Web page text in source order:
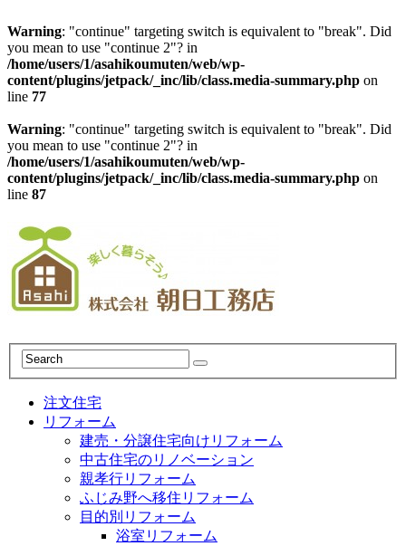
Warning: "continue" targeting switch is equivalent to "break". Did
you mean to use "continue 2"? in
/home/users/1/asahikoumuten/web/wp-
content/plugins/jetpack/_inc/lib/class.media-summary.php on
line 77
Warning: "continue" targeting switch is equivalent to "break". Did
you mean to use "continue 2"? in
/home/users/1/asahikoumuten/web/wp-
content/plugins/jetpack/_inc/lib/class.media-summary.php on
line 87
注文住宅
リフォーム
建売・分譲住宅向けリフォーム
中古住宅のリノベーション
親孝行リフォーム
ふじみ野へ移住リフォーム
目的別リフォーム
浴室リフォーム